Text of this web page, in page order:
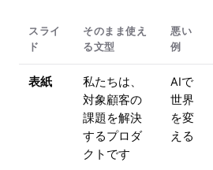
スライ
ド
そのまま使え
る文型
悪い
例
表紙
私たちは、
対象顧客の
課題を解決
するプロダ
クトです
AIで
世界
を変
える